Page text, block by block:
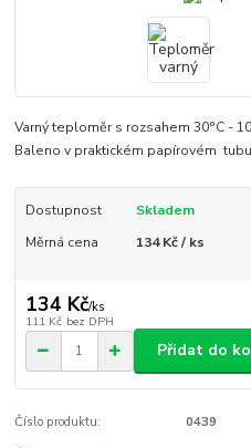
Varný teploměr s rozsahem 30°C -
Baleno v praktickém papírovém
Dostupnost
Skladem
Měrná cena
134 Kč / ks
134 Kč/ks
111 Kč bez DPH
Přidat do
Číslo produktu: 0439